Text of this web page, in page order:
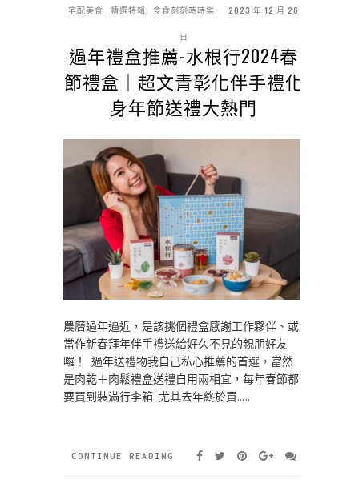
宅配美食 精選特輯 食食刻刻時時樂 2023 年 12 月 26
日
過年禮盒推薦-水根行2024春
節禮盒｜超文青彰化伴手禮化
身年節送禮大熱門
農曆過年逼近，是該挑個禮盒感謝工作夥伴、或
當作新春拜年伴手禮送給好久不見的親朋好友
囉！ 過年送禮物我自己私心推薦的首選，當然
是肉乾＋肉鬆禮盒送禮自用兩相宜，每年春節都
要買到裝滿行李箱 尤其去年終於買……
CONTINUE READING